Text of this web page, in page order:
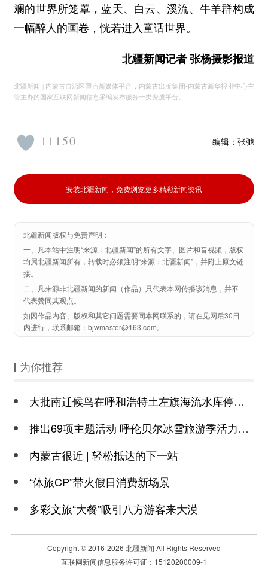
斓的世界所笼罩，蓝天、白云、溪流、牛羊群构成
一幅醉人的画卷，恍若进入童话世界。
北疆新闻记者 张杨摄影报道
北疆新闻 | 内蒙古自治区重点新媒体平台，内蒙古出版集团•内蒙古新华报业中心主
管主办的国家互联网新闻信息采编发布服务一类资质平台。
编辑： 张弛
11150
安装北疆新闻，免费浏览更多精彩新闻资讯
北疆新闻版权与免责声明：
一、凡本站中注明“来源：北疆新闻”的所有文字、图片和音视频，版权
均属北疆新闻所有，转载时必须注明“来源：北疆新闻”，并附上原文链
接。
二、凡来源非北疆新闻的新闻（作品）只代表本网传播该消息，并不
代表赞同其观点。
如因作品内容、版权和其它问题需要同本网联系的，请在见网后30日
内进行，联系邮箱：bjwmaster@163.com。
为你推荐
大批南迁候鸟在呼和浩特土左旗海流水库停留补给
推出69项主题活动 呼伦贝尔冰雪旅游季活力上线
内蒙古很近 | 轻松抵达的下一站
“体旅CP”带火假日消费新场景
多彩文旅“大餐”吸引八方游客来大漠
Copyright © 2016-2026 北疆新闻 All Rights Reserved
互联网新闻信息服务许可证：15120200009-1